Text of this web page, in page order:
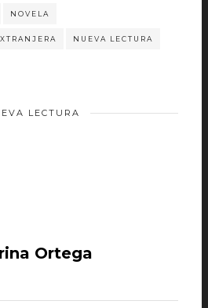
NOVELA
NUEVA LECTURA
LECTURA
Ortega